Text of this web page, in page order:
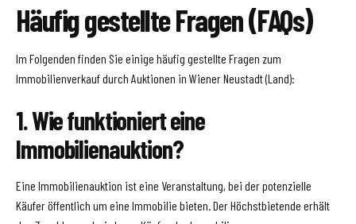
Häufig gestellte Fragen (FAQs)
Im Folgenden finden Sie einige häufig gestellte Fragen zum
Immobilienverkauf durch Auktionen in Wiener Neustadt (Land):
1. Wie funktioniert eine
Immobilienauktion?
Eine Immobilienauktion ist eine Veranstaltung, bei der potenzielle
Käufer öffentlich um eine Immobilie bieten. Der Höchstbietende erhält